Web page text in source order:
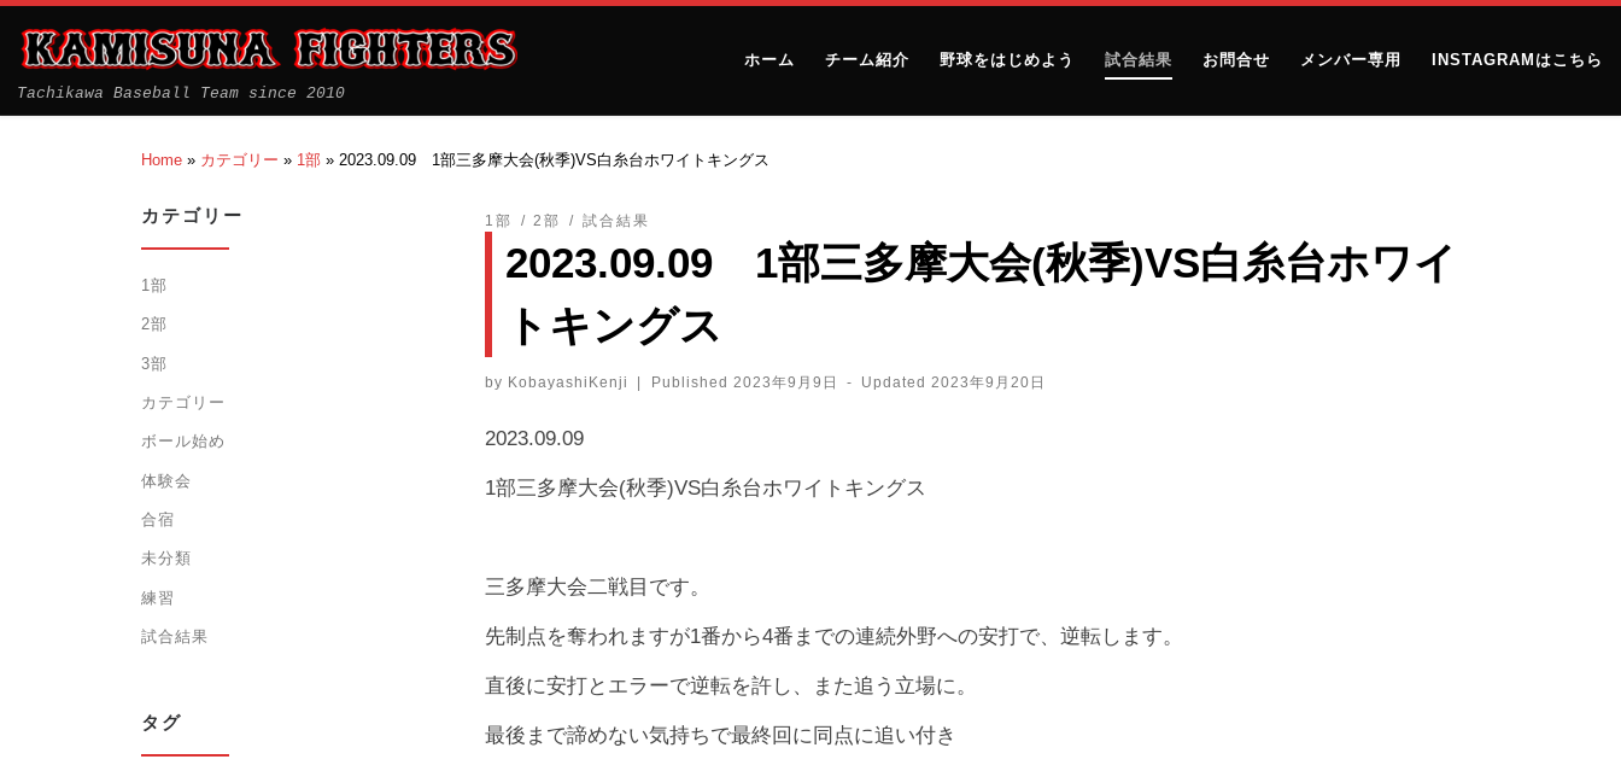
Tachikawa Baseball Team since 2010
ホーム チーム紹介 野球をはじめよう 試合結果 お問合せ メンバー専用 INSTAGRAMはこちら
Home » カテゴリー » 1部 » 2023.09.09 1部三多摩大会(秋季)VS白糸台ホワイトキングス
1部 2部 試合結果
2023.09.09 1部三多摩大会(秋季)VS白糸台ホワイ
トキングス
by KobayashiKenji | Published 2023年9月9日 - Updated 2023年9月20日
2023.09.09
1部三多摩大会(秋季)VS白糸台ホワイトキングス
三多摩大会二戦目です。
先制点を奪われますが1番から4番までの連続外野への安打で、逆転します。
直後に安打とエラーで逆転を許し、また追う立場に。
最後まで諦めない気持ちで最終回に同点に追い付き
カテゴリー
1部
2部
3部
カテゴリー
ボール始め
体験会
合宿
未分類
練習
試合結果
タグ